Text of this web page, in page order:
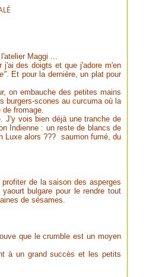
Maggi ...
des doigts et que j'adore m'en
. Et pour la dernière, un plat pour
on embauche des petites mains
burgers-scones au curcuma où la
fromage.
J'y vois bien déjà une tranche de
Indienne : un reste de blancs de
Luxe alors ??? saumon fumé, du
de la saison des asperges
bulgare pour le rendre tout
de sésames.
que le crumble est un moyen
à un grand succès et les petits